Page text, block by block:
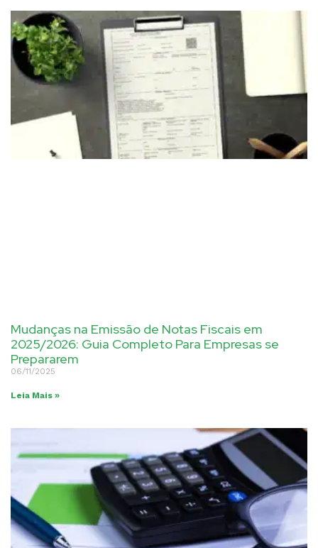
Mudanças na Emissão de Notas Fiscais em
2025/2026: Guia Completo Para Empresas se
Prepararem
06/11/2025
Leia Mais »